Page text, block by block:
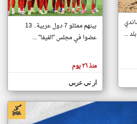
تغيير الدولة
اخبار جزر القمر على مدار الساعة
أهم اخبار جزر القمر العاجلة والمباشرة
...
بينهم ممثلو 7 دول عربية.. 13
عضوا في مجلس "الفيفا" ...
منذ ٢٦ يوم
ار تي عربي
klyoum.com